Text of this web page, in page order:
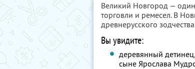
Великий Новгород —
торговли и ремесел. В
древнерусского
Вы увидите:
деревянный
сыне Ярослава